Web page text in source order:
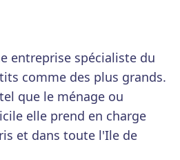
entreprise spécialiste du
comme des plus grands.
que le ménage ou
elle prend en charge
et dans toute l'Ile de